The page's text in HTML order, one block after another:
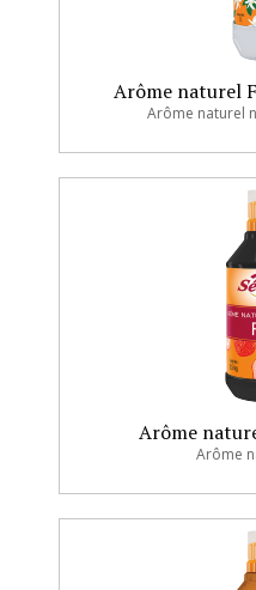
Arôme naturel
Arôme naturel
Arôme
Arôme